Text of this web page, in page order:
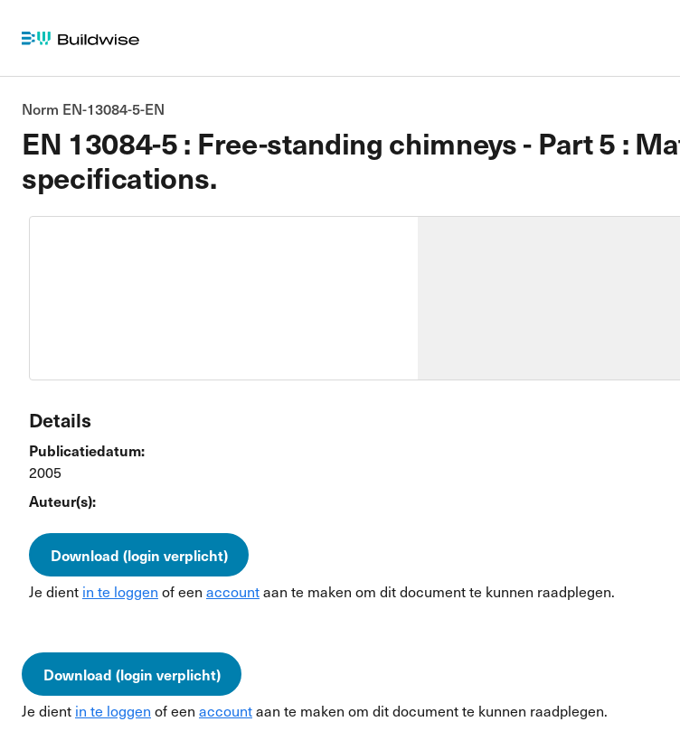
EN 13084-5 : Free-standing chimneys - Part 5 :
specifications.
Norm EN-13084-5-EN
Details
Publicatiedatum:
2005
Auteur(s):
Download (login verplicht)
Je dient in te loggen of een accountaan te maken om dit document te kunnen raadplegen.
Download (login verplicht)
Je dient in te loggen of een accountaan te maken om dit document te kunnen raadplegen.